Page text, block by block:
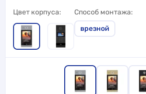
Цвет корпуса
Способ монтажа
врезной